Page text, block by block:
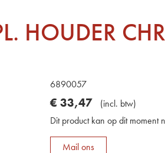
HOUDER
6890057
€ 33,47 (incl. btw)
Dit product kan op dit moment
Mail ons